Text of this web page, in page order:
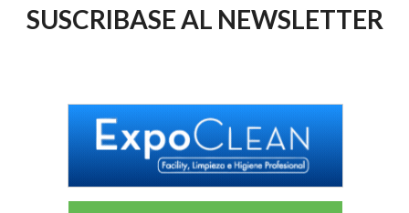
SUSCRIBASE AL NEWSLETTER